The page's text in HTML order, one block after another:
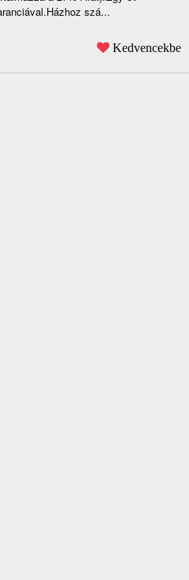
szá...
Kedvencekbe